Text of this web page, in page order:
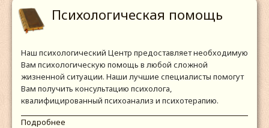
Психологическая помощь
Наш психологический Центр предоставляет необходимую
Вам психологическую помощь в любой сложной
жизненной ситуации. Наши лучшие специалисты помогут
Вам получить консультацию психолога,
квалифицированный психоанализ и психотерапию.
Подробнее